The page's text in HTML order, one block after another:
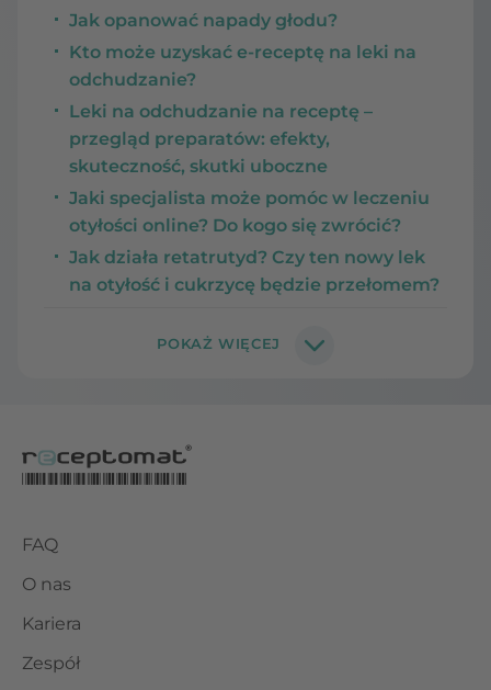
Jak opanować napady głodu?
Kto może uzyskać e-receptę na leki na
odchudzanie?
Leki na odchudzanie na receptę –
przegląd preparatów: efekty,
skuteczność, skutki uboczne
Jaki specjalista może pomóc w leczeniu
otyłości online? Do kogo się zwrócić?
Jak działa retatrutyd? Czy ten nowy lek
na otyłość i cukrzycę będzie przełomem?
FAQ
O nas
Kariera
Zespół